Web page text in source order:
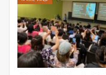
专家联合召开了“林业
关沙龙讨论内容的报